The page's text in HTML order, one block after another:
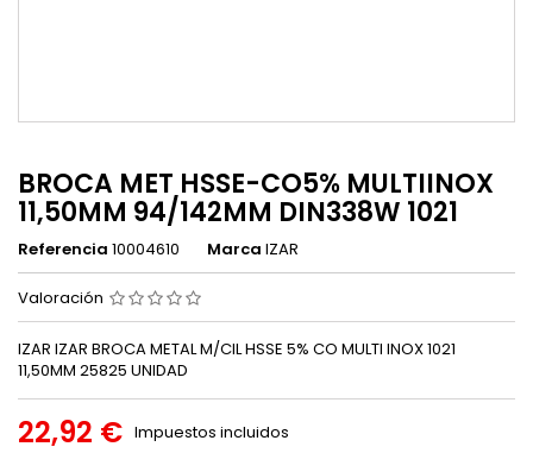
BROCA MET HSSE-CO5% MULTIINOX
11,50MM 94/142MM DIN338W 1021
Referencia 10004610 Marca IZAR
Valoración
IZAR IZAR BROCA METAL M/CIL HSSE 5% CO MULTI INOX 1021
11,50MM 25825 UNIDAD
22,92 € Impuestos incluidos